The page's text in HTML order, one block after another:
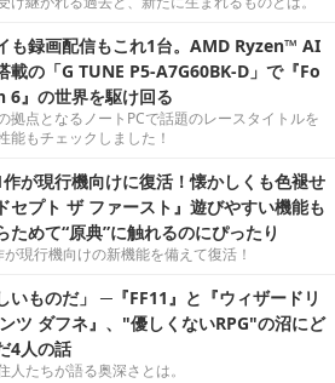
も録画配信もこれ1台。AMD Ryzen™ AI
載の「G TUNE P5-A7G60BK-D」で『Fo
』の世界を駆け回る
拠点となるノートPCで話題のレースタイトルを
能もチェックしました！
が現行機向けに復活！懐かしくも色褪せ
セプト ザ ファースト』遊びやすい機能も
ためて“原典”に触れるのにぴったり
現行機向けの新機能を備えて復活！
いものだ」 ─『FF11』と『ウィザードリ
ツ ダフネ』、"優しくないRPG"の沼にど
4人の話
人たちが語る奥深さとは。